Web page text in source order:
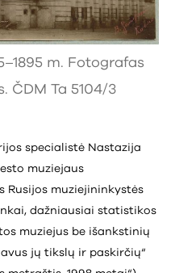
m. Fotografas
ČDM Ta 5104/3
specialistė Nastazija
muziejaus
Rusijos muziejininkystės
dažniausiai statistikos
muziejus be išankstinių
jų tikslų ir paskirčių“